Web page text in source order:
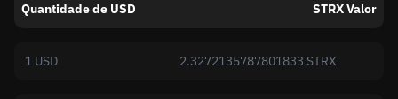
Quantidade de USD STRX Valor
1 USD 2.3272135787801833 STRX